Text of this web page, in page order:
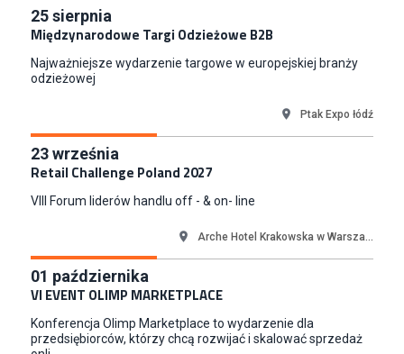
Key Account Manager Meble
Empik
Młodszy Specjalista ds. Sprzedaży B2B (K/M/N)
Warszawa
Key Account Manager
Puccini
Kraków
Junior RPA Developer (k/m)
TERG S.A.
25sierpnia
Międzynarodowe Targi Odzieżowe B2B
Najważniejsze wydarzenie targowe w europejskiej branży
odzieżowej
Ptak Expo łódź
23września
Retail Challenge Poland 2027
VIII Forum liderów handlu off - & on- line
Arche Hotel Krakowska w Warsza...
01 października
VI EVENT OLIMP MARKETPLACE
Konferencja Olimp Marketplace to wydarzenie dla
przedsiębiorców, którzy chcą rozwijać i skalować sprzedaż